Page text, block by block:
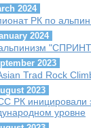
2024
РК по
2024
2023
Trad Rock
2023
РК иницировали
уровне